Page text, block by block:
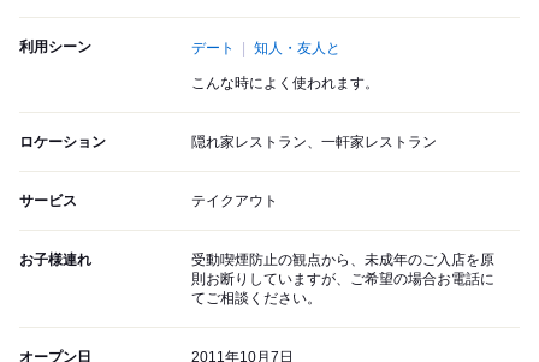
利用シーン デート 知人・友人と
こんな時によく使われます。
ロケーション 隠れ家レストラン、一軒家レストラン
サービス テイクアウト
お子様連れ
受動喫煙防止の観点から、未成年のご入店を原
則お断りしていますが、ご希望の場合お電話に
てご相談ください。
オープン日 2011年10月7日